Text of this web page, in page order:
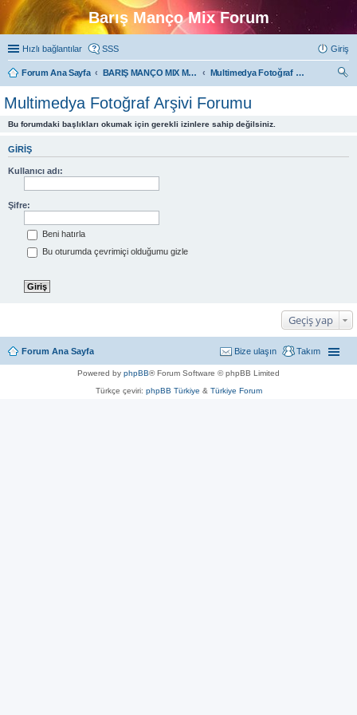
Barış Manço Mix Forum
Hızlı bağlantılar SSS Giriş
Forum Ana Sayfa BARIŞ MANÇO MIX MULTIMEDYA FORUMLARI
Multimedya Fotoğraf Arşivi Forumu
Multimedya Fotoğraf Arşivi Forumu
Bu forumdaki başlıkları okumak için gerekli izinlere sahip değilsiniz.
GIRIŞ
Kullanıcı adı:
Şifre:
Beni hatırla
Bu oturumda çevrimiçi olduğumu gizle
Geçiş yap
Forum Ana Sayfa Takım
Bize ulaşın
Powered by phpBB® Forum Software © phpBB Limited
Türkçe çeviri: phpBB Türkiye & Türkiye Forum